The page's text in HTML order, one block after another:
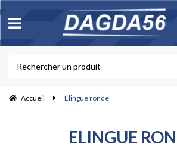
Accueil Elingue ronde
ELINGUE